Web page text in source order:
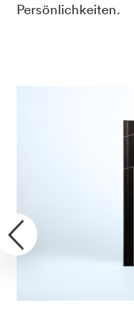
Persönlichkeiten.